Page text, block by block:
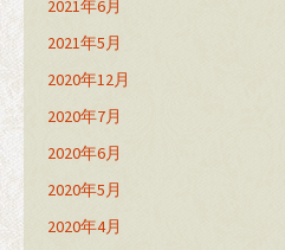
2021年6月
2021年5月
2020年12月
2020年7月
2020年6月
2020年5月
2020年4月